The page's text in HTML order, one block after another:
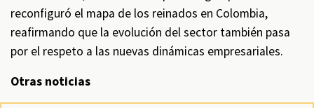
reconfiguró el mapa de los reinados en Colombia,
reafirmando que la evolución del sector también pasa
por el respeto a las nuevas dinámicas empresariales.
Otras noticias